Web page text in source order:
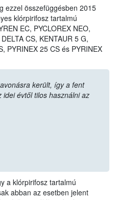
ezzel összefüggésben 2015
klórpirifosz tartalmú
EC, PYCLOREX NEO,
CS, KENTAUR 5 G,
PYRINEX 25 CS és PYRINEX
került, így a fent
évtől tilos használni az
a klórpirifosz tartalmú
abban az esetben jelent